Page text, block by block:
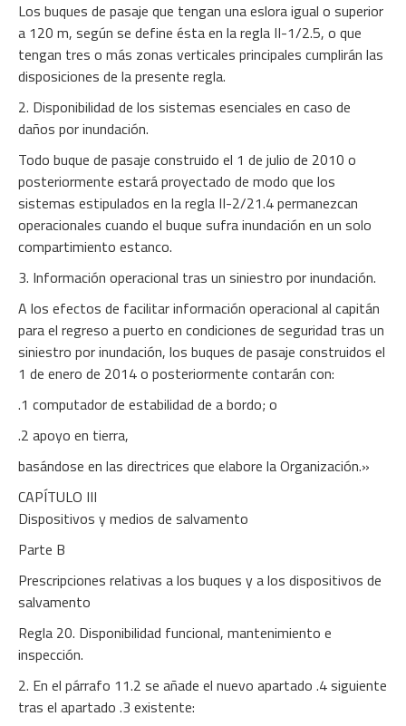
Los buques de pasaje que tengan una eslora igual o superior
a 120 m, según se define ésta en la regla II-1/2.5, o que
tengan tres o más zonas verticales principales cumplirán las
disposiciones de la presente regla.
2. Disponibilidad de los sistemas esenciales en caso de
daños por inundación.
Todo buque de pasaje construido el 1 de julio de 2010 o
posteriormente estará proyectado de modo que los
sistemas estipulados en la regla II-2/21.4 permanezcan
operacionales cuando el buque sufra inundación en un solo
compartimiento estanco.
3. Información operacional tras un siniestro por inundación.
A los efectos de facilitar información operacional al capitán
para el regreso a puerto en condiciones de seguridad tras un
siniestro por inundación, los buques de pasaje construidos el
1 de enero de 2014 o posteriormente contarán con:
.1 computador de estabilidad de a bordo; o
.2 apoyo en tierra,
basándose en las directrices que elabore la Organización.»
CAPÍTULO III
Dispositivos y medios de salvamento
Parte B
Prescripciones relativas a los buques y a los dispositivos de
salvamento
Regla 20. Disponibilidad funcional, mantenimiento e
inspección.
2. En el párrafo 11.2 se añade el nuevo apartado .4 siguiente
tras el apartado .3 existente: